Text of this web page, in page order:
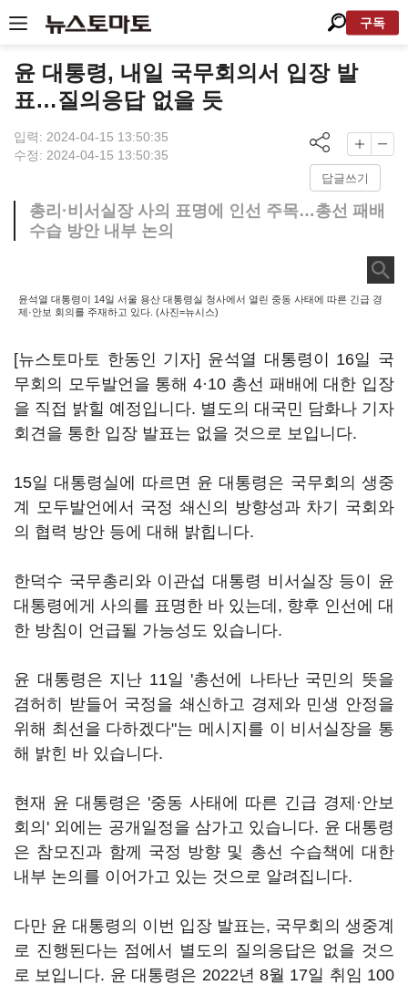
구독
윤 대통령, 내일 국무회의서 입장 발
표…질의응답 없을 듯
입력: 2024-04-15 13:50:35
수정: 2024-04-15 13:50:35
답글쓰기
총리·비서실장 사의 표명에 인선 주목…총선 패배
수습 방안 내부 논의
윤석열 대통령이 14일 서울 용산 대통령실 청사에서 열린 중동 사태에 따른 긴급 경
제·안보 회의를 주재하고 있다. (사진=뉴시스)
[뉴스토마토 한동인 기자] 윤석열 대통령이 16일 국
무회의 모두발언을 통해 4·10 총선 패배에 대한 입장
을 직접 밝힐 예정입니다. 별도의 대국민 담화나 기자
회견을 통한 입장 발표는 없을 것으로 보입니다.
15일 대통령실에 따르면 윤 대통령은 국무회의 생중
계 모두발언에서 국정 쇄신의 방향성과 차기 국회와
의 협력 방안 등에 대해 밝힙니다.
한덕수 국무총리와 이관섭 대통령 비서실장 등이 윤
대통령에게 사의를 표명한 바 있는데, 향후 인선에 대
한 방침이 언급될 가능성도 있습니다.
윤 대통령은 지난 11일 '총선에 나타난 국민의 뜻을
겸허히 받들어 국정을 쇄신하고 경제와 민생 안정을
위해 최선을 다하겠다"는 메시지를 이 비서실장을 통
해 밝힌 바 있습니다.
현재 윤 대통령은 '중동 사태에 따른 긴급 경제·안보
회의' 외에는 공개일정을 삼가고 있습니다. 윤 대통령
은 참모진과 함께 국정 방향 및 총선 수습책에 대한
내부 논의를 이어가고 있는 것으로 알려집니다.
다만 윤 대통령의 이번 입장 발표는, 국무회의 생중계
로 진행된다는 점에서 별도의 질의응답은 없을 것으
로 보입니다. 윤 대통령은 2022년 8월 17일 취임 100